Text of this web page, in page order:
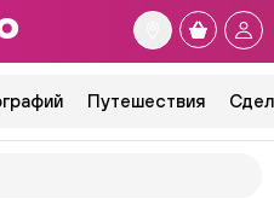
Путешествия